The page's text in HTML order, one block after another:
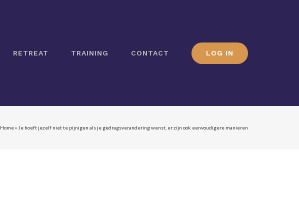
RETREAT TRAINING CONTACT LOG IN
Home» Je hoeft jezelf niet te pijnigen als je gedragsverandering wenst, er zijn ook eenvoudigere manieren